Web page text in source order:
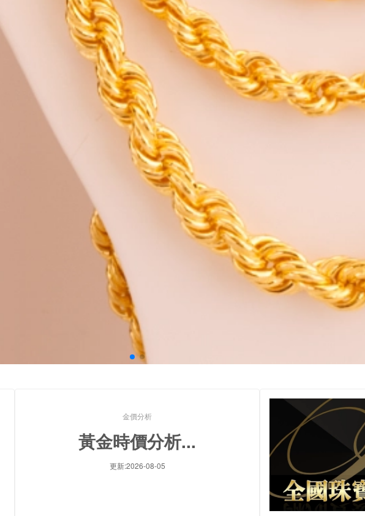
金價分析
黃金時價分析...
更新:2026-08-05